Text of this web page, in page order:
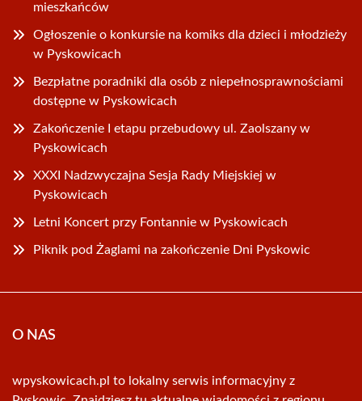
mieszkańców
Ogłoszenie o konkursie na komiks dla dzieci i młodzieży
w Pyskowicach
Bezpłatne poradniki dla osób z niepełnosprawnościami
dostępne w Pyskowicach
Zakończenie I etapu przebudowy ul. Zaolszany w
Pyskowicach
XXXI Nadzwyczajna Sesja Rady Miejskiej w
Pyskowicach
Letni Koncert przy Fontannie w Pyskowicach
Piknik pod Żaglami na zakończenie Dni Pyskowic
O NAS
wpyskowicach.pl to lokalny serwis informacyjny z